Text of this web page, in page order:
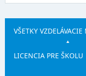
VŠETKY
LICENCIA PRE ŠKOLU